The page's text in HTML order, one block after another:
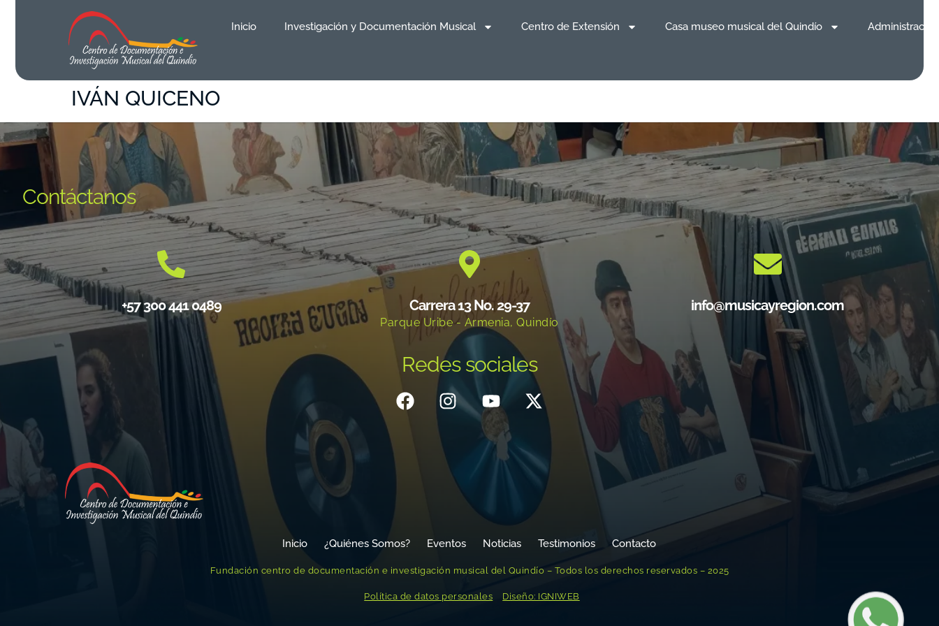
Inicio Investigación y Documentación Musical Centro de Extensión Casa museo musical del Quindío
IVÁN QUICENO
Contáctanos
+57 300 441 0489 Carrera 13 No. 29-37
Parque Uribe - Armenia, Quindío
info@musicayregion.com
Redes sociales
Inicio ¿Quiénes Somos? Eventos Noticias Testimonios Contacto
Fundación centro de documentación e investigación musical del Quindío – Todos los derechos reservados – 2025
Política de datos personales Diseño: IGNIWEB